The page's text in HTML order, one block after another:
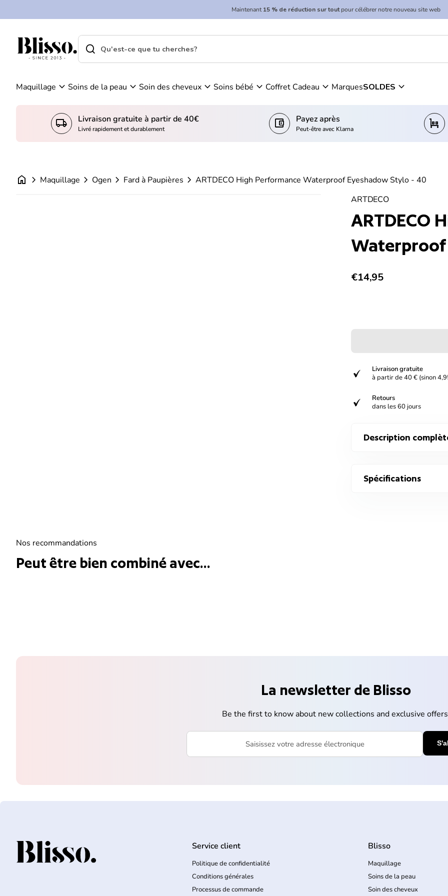
ARTDECO High Performance Waterproof Eyeshadow Stylo - 40
Maintenant15 % de réduction sur toutpour célébrer notre nouveau site web
Accueil
m
ir
on
pa
shopping_cart
Accueil
Recherche"
search
Maquillage expand_more Soins de la peau expand_more Soin des cheveux expand_more Soins bébé expand_more Coffret Cadeau expand_more MarquesSOLDES expand_more
local_shipping Livraison gratuite à partir de 40€
Livré rapidement et durablement account_balance_wallet Payez après
Peut-être avec Klarna trolley
home chevron_right Maquillage chevron_right Ogen chevron_right Fard à Paupières chevron_right ARTDECO High Performance Waterproof Eyeshadow Stylo - 40
ARTDECO
ARTDECO
Waterproof
Prix normal
€14,95
verified
Livraison gratuite
à partir de 40 € (sinon
verified
Retours
dans les 60 jours
Description
Spécifications
Nos recommandations
Peut être bien combiné avec...
La newsletter de Blisso
Be the first to know about new collections and exclusive
Saisissez votre adresse électronique
Accueil Service client
Politique de confidentialité
Conditions générales
Processus de commande
Blisso
Maquillage
Soins de la peau
Soin des cheveux